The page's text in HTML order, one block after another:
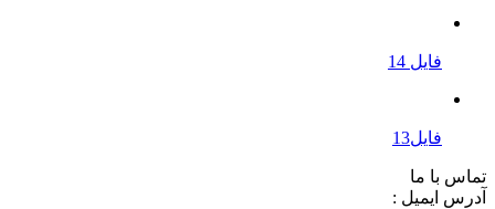
فایل 14
فایل13
تماس با ما
آدرس ایمیل :